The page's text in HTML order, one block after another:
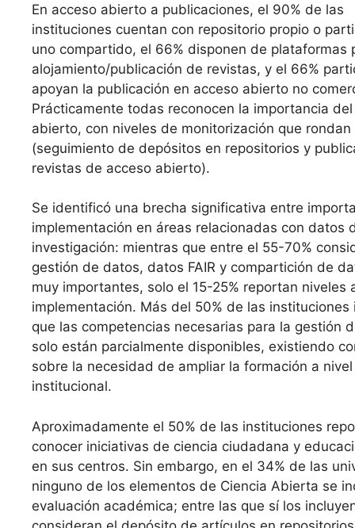
En acceso abierto a publicaciones, el 90% de las
instituciones cuentan con repositorio propio o
uno compartido, el 66% disponen de plataformas
alojamiento/publicación de revistas, y el 66%
apoyan la publicación en acceso abierto no
Prácticamente todas reconocen la importancia
abierto, con niveles de monitorización que rondan
(seguimiento de depósitos en repositorios y
revistas de acceso abierto).
Se identificó una brecha significativa entre
implementación en áreas relacionadas con datos
investigación: mientras que entre el 55-70%
gestión de datos, datos FAIR y compartición de
muy importantes, solo el 15-25% reportan niveles
implementación. Más del 50% de las instituciones
que las competencias necesarias para la gestión
solo están parcialmente disponibles, existiendo
sobre la necesidad de ampliar la formación a nivel
institucional.
Aproximadamente el 50% de las instituciones
conocer iniciativas de ciencia ciudadana y
en sus centros. Sin embargo, en el 34% de las
ninguno de los elementos de Ciencia Abierta se
evaluación académica; entre las que sí los